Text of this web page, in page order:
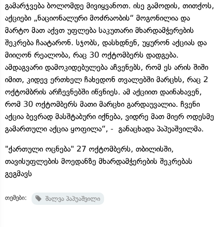
გამარჯვება ბოლომდე მივიყვანოთ. ისე გამოდის, თითქოს,
აქციები „ნაციონალური მოძრაობის“ მოგონილია და
მარტო მათ აქვთ უფლება საკუთარი მხარდამჭერების
შეკრება ჩაატარონ. სჯობს, დასხდნენ, უყურონ აქციას და
მიიღონ რეალობა, რაც 30 ოქტომბერს დადგება.
ამდაგვარი დამოკიდებულება აჩვენებს, რომ ეს არის შიში
იმით, კიდევ ერთხელ ჩახედონ თვალებში მარცხს, რაც 2
ოქტომბრის არჩევნებში იწვნიეს. ამ აქციით დაინახავენ,
რომ 30 ოქტომბერს მათი მარცხი გარდაუვალია. ჩვენი
აქცია ბევრად მასშტაბური იქნება, ვიდრე მათ მიერ ოდესმე
გამართული აქცია ყოფილა“, - განაცხადა პაპუაშვილმა.
"ქართული ოცნება" 27 ოქტომბერს, თბილისში,
თავისუფლების მოედანზე მხარდამჭერების შეკრებას
გეგმავს
თემები: შალვა პაპუაშვილი